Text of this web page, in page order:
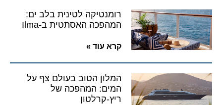
רומנטיקה לטינית בלב ים:
המהפכה האסתטית ב-Ilma
קרא עוד »
המלון הטוב בעולם צף על
המים: המהפכה של
ריץ-קרלטון